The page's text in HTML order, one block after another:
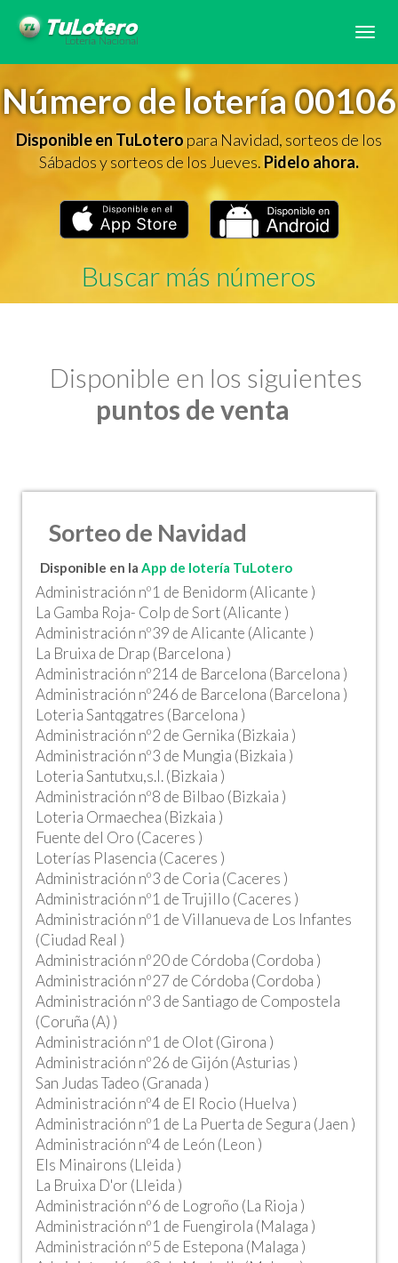
Número de lotería 00106
Disponible en TuLoteropara Navidad, sorteos de los
Sábados y sorteos de los Jueves.Pidelo ahora.
Buscar más números
Disponible en los siguientes
puntos de venta
Sorteo de Navidad
Disponible en la App de lotería TuLotero
Administración nº1 de Benidorm (Alicante )
La Gamba Roja- Colp de Sort (Alicante )
Administración nº39 de Alicante (Alicante )
La Bruixa de Drap (Barcelona )
Administración nº214 de Barcelona (Barcelona )
Administración nº246 de Barcelona (Barcelona )
Loteria Santqgatres (Barcelona )
Administración nº2 de Gernika (Bizkaia )
Administración nº3 de Mungia (Bizkaia )
Loteria Santutxu,s.l. (Bizkaia )
Administración nº8 de Bilbao (Bizkaia )
Loteria Ormaechea (Bizkaia )
Fuente del Oro (Caceres )
Loterías Plasencia (Caceres )
Administración nº3 de Coria (Caceres )
Administración nº1 de Trujillo (Caceres )
Administración nº1 de Villanueva de Los Infantes
(Ciudad Real )
Administración nº20 de Córdoba (Cordoba )
Administración nº27 de Córdoba (Cordoba )
Administración nº3 de Santiago de Compostela
(Coruña (A) )
Administración nº1 de Olot (Girona )
Administración nº26 de Gijón (Asturias )
San Judas Tadeo (Granada )
Administración nº4 de El Rocio (Huelva )
Administración nº1 de La Puerta de Segura (Jaen )
Administración nº4 de León (Leon )
Els Minairons (Lleida )
La Bruixa D'or (Lleida )
Administración nº6 de Logroño (La Rioja )
Administración nº1 de Fuengirola (Malaga )
Administración nº5 de Estepona (Malaga )